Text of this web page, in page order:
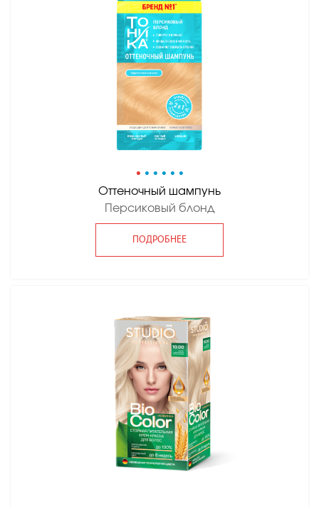
• • • • • •
Оттеночный шампунь
Персиковый блонд
ПОДРОБНЕЕ